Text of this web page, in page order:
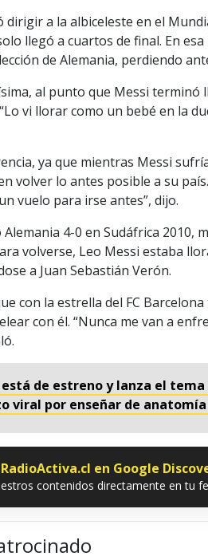
dirigir a la albiceleste en el
llegó a cuartos de final. En
de Alemania, perdiendo
al punto que Messi terminó
vi llorar como un bebé en la
ya que mientras Messi
volver lo antes posible a su
vuelo para irse antes”, dijo.
4-0 en Sudáfrica 2010,
volverse, Leo Messi estaba
a Juan Sebastián Verón.
con la estrella del FC
con él. “Nunca me van a
está de estreno y lanza el
viral por enseñar de
en Google
contenidos directamente en tu